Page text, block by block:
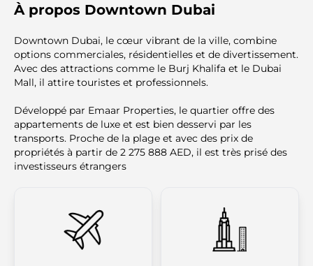
À propos Downtown Dubai
Downtown Dubai, le cœur vibrant de la ville, combine
options commerciales, résidentielles et de divertissement.
Avec des attractions comme le Burj Khalifa et le Dubai
Mall, il attire touristes et professionnels.
Développé par Emaar Properties, le quartier offre des
appartements de luxe et est bien desservi par les
transports. Proche de la plage et avec des prix de
propriétés à partir de 2 275 888 AED, il est très prisé des
investisseurs étrangers